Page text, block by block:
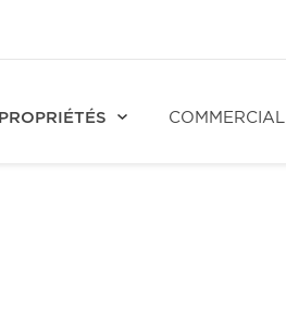
PROPRIÉTÉS COMMERCIAL